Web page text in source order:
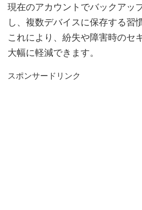
現在のアカウントでバックアッ
し、複数デバイスに保存する習
これにより、紛失や障害時のセ
大幅に軽減できます。
スポンサードリンク